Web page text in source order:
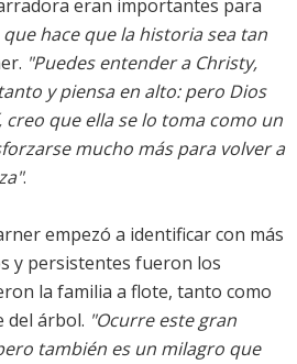
eran importantes para
que hace que la historia sea tan
"Puedes entender a Christy,
y piensa en alto: pero Dios
creo que ella se lo toma como un
mucho más para volver a
.
empezó a identificar con más
y persistentes fueron los
la familia a flote, tanto como
del árbol. "Ocurre este gran
también es un milagro que